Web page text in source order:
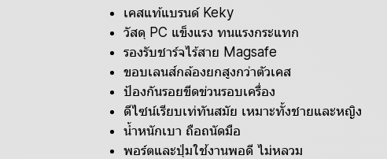
เคสแท้แบรนด์ Keky
วัสดุ PC แข็งแรง ทนแรงกระแทก
รองรับชาร์จไร้สาย Magsafe
ขอบเลนส์กล้องยกสูงกว่าตัวเคส
ป้องกันรอยขีดข่วนรอบเครื่อง
ดีไซน์เรียบเท่ทันสมัย เหมาะทั้งชายและหญิง
น้ำหนักเบา ถือถนัดมือ
พอร์ตและปุ่มใช้งานพอดี ไม่หลวม